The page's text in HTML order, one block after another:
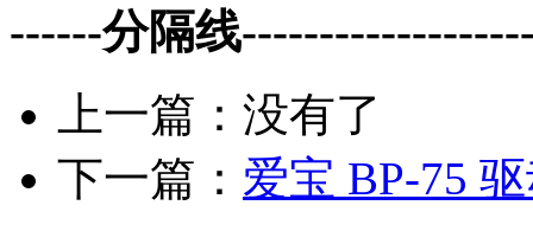
------分隔线
上一篇：没有了
下一篇： 爱宝 BP-75